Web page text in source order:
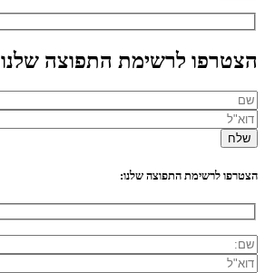
הצטרפו לרשימת התפוצה שלנו
הצטרפו לרשימת התפוצה שלנו: